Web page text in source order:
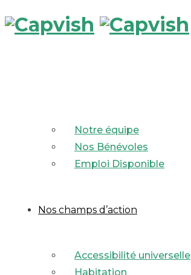
Notre équipe
Nos Bénévoles
Emploi Disponible
Nos champs d’action
Accessibilité universelle
Habitation